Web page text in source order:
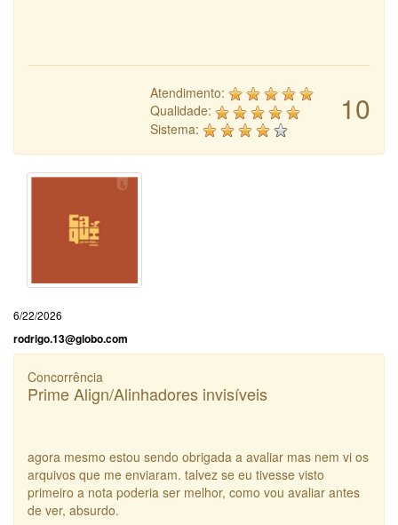
10
Atendimento:
Qualidade:
Sistema:
6/22/2026
rodrigo.13@globo.com
Concorrência
Prime Align/Alinhadores invisíveis
agora mesmo estou sendo obrigada a avaliar mas nem vi os
arquivos que me enviaram. talvez se eu tivesse visto
primeiro a nota poderia ser melhor, como vou avaliar antes
de ver, absurdo.